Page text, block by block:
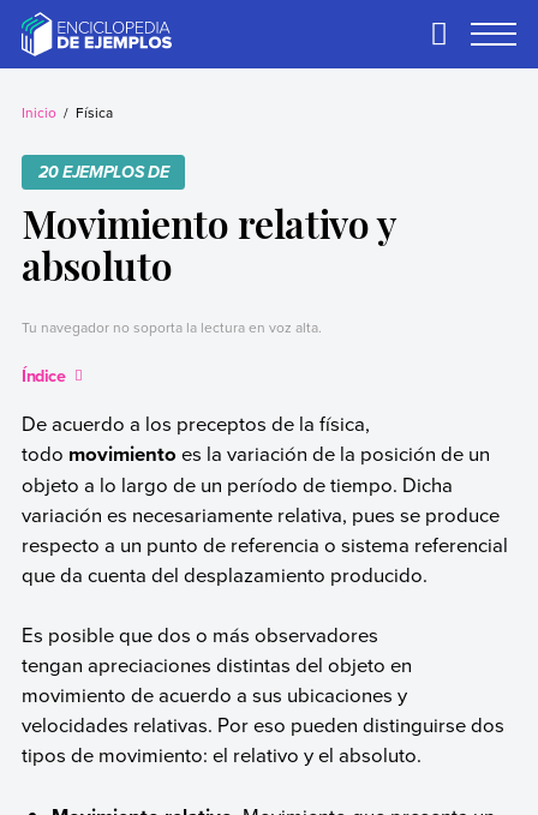
contentEjemplos
Necesitas ejemplos.
Primary
Inicio Física
20 EJEMPLOS DE
Movimiento relativo y
absoluto
Tu navegador no soporta la lectura en voz alta.
Índice
De acuerdo a los preceptos de la física,
todo movimiento es la variación de la posición de un
objeto a lo largo de un período de tiempo. Dicha
variación es necesariamente relativa, pues se produce
respecto a un punto de referencia o sistema referencial
que da cuenta del desplazamiento producido.
Es posible que dos o más observadores
tengan apreciaciones distintas del objeto en
movimiento de acuerdo a sus ubicaciones y
velocidades relativas. Por eso pueden distinguirse dos
tipos de movimiento: el relativo y el absoluto.